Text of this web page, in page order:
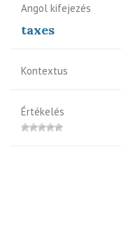
Angol kifejezés
taxes
Kontextus
Értékelés